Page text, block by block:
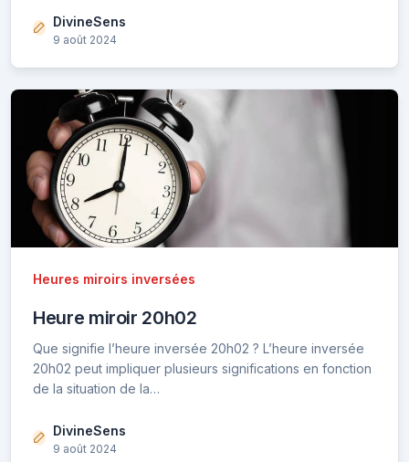
DivineSens
9 août 2024
Heures miroirs inversées
Heure miroir 20h02
Que signifie l’heure inversée 20h02 ? L’heure inversée
20h02 peut impliquer plusieurs significations en fonction
de la situation de la…
DivineSens
9 août 2024